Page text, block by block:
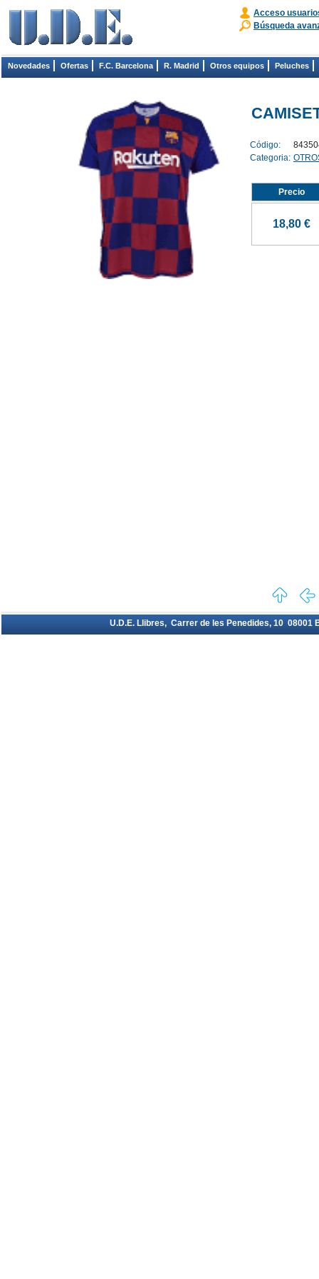
Acceso
Búsqueda
Novedades Ofertas F.C. Barcelona R. Madrid Otros equipos Peluches
Código:
Categoria:
Precio
18,80 €
U.D.E. Llibres, Carrer de les Penedides, 10 08001